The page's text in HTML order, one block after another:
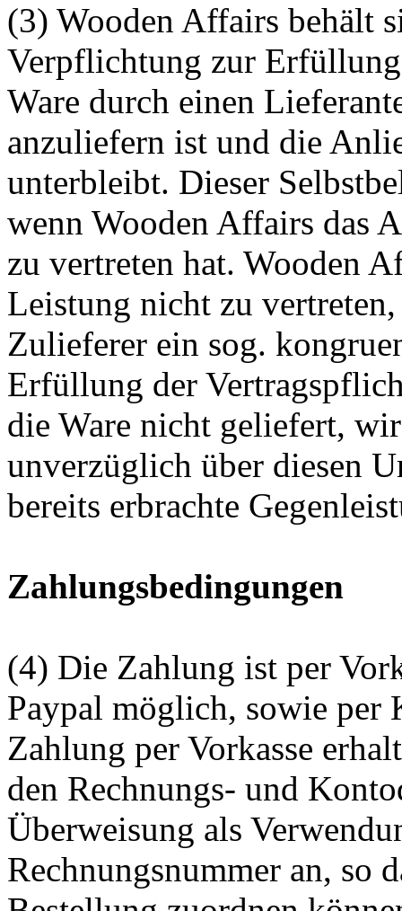
(3) Wooden Affairs behält
Verpflichtung zur Erfüllung
Ware durch einen
anzuliefern ist und die
unterbleibt. Dieser
wenn Wooden Affairs das
zu vertreten hat. Wooden
Leistung nicht zu
Zulieferer ein sog.
Erfüllung der
die Ware nicht geliefert,
unverzüglich über diesen
bereits erbrachte
Zahlungsbedingungen
(4) Die Zahlung ist per
Paypal möglich, sowie per
Zahlung per Vorkasse
den Rechnungs- und
Überweisung als
Rechnungsnummer an, so